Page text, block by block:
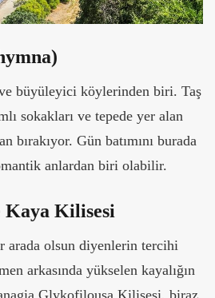
büyüleyici köylerinden biri. Taş
sokakları ve tepede yer alan
bırakıyor. Gün batımını burada
anlardan biri olabilir.
Kaya Kilisesi
arada olsun diyenlerin tercihi
arkasında yükselen kayalığın
Glykofilousa Kilisesi, biraz